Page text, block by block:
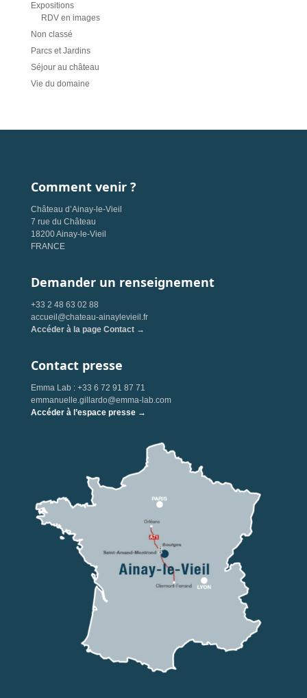
Expositions
RDV en images
Non classé
Parcs et Jardins
Séjour au château
Vie du domaine
Comment venir ?
Château d’Ainay-le-Vieil
7 rue du Château
18200 Ainay-le-Vieil
FRANCE
Demander un renseignement
+33 2 48 63 02 88
accueil@chateau-ainaylevieil.fr
Accéder à la page Contact →
Contact presse
Emma Lab : +33 6 72 91 87 71
emmanuelle.gillardo@emma-lab.com
Accéder à l’espace presse →